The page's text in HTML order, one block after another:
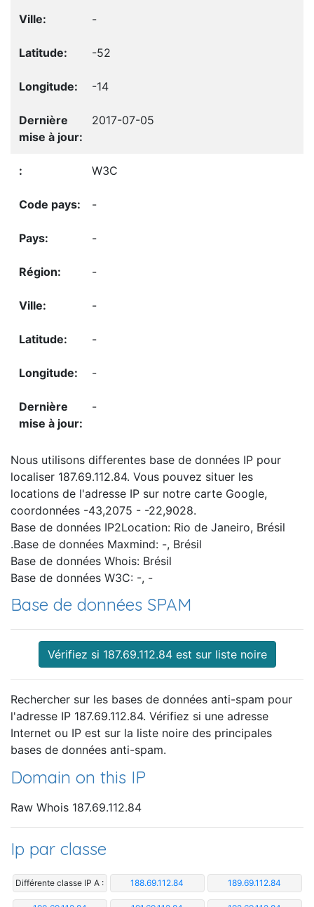
-
-52
-14
2017-07-05
W3C
-
-
-
-
-
-
-
Nous utilisons differentes base de données IP pour
localiser 187.69.112.84. Vous pouvez situer les
locations de l'adresse IP sur notre carte Google,
coordonnées -43,2075 - -22,9028.
Base de données IP2Location: Rio de Janeiro, Brésil
.Base de données Maxmind: -, Brésil
Base de données Whois: Brésil
Base de données W3C: -, -
Base de données SPAM
Vérifiez si 187.69.112.84 est sur liste noire
Rechercher sur les bases de données anti-spam pour
l'adresse IP 187.69.112.84. Vérifiez si une adresse
Internet ou IP est sur la liste noire des principales
bases de données anti-spam.
Domain on this IP
Raw Whois 187.69.112.84
Ip par classe
Différente classe IP A : 188.69.112.84 189.69.112.84